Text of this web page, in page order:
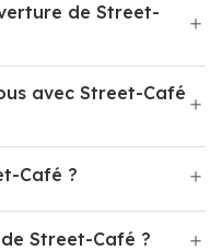
de Street-
avec Street-Café
Café ?
Street-Café ?